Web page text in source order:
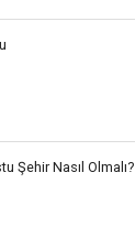
Şehir Nasıl Olmalı?